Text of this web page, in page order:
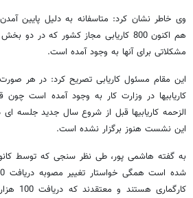
وی خاطر نشان کرد: متاسفانه به دلیل پایین آمدن
هم اکنون 800 کاریابی مجاز کشور که در
مشکلاتی برای آنها به وجود آمده است.
این مقام مسئول کاریابی تصریح کرد: در هر
کاریابیها در وزارت کار به وجود آمده است
الزحمه کاریابیها قبل از شروع سال جدید جلسه
این نشست هنوز برگزار نشده است.
به گفته هاشمی پور، طی نظر سنجی که توسط